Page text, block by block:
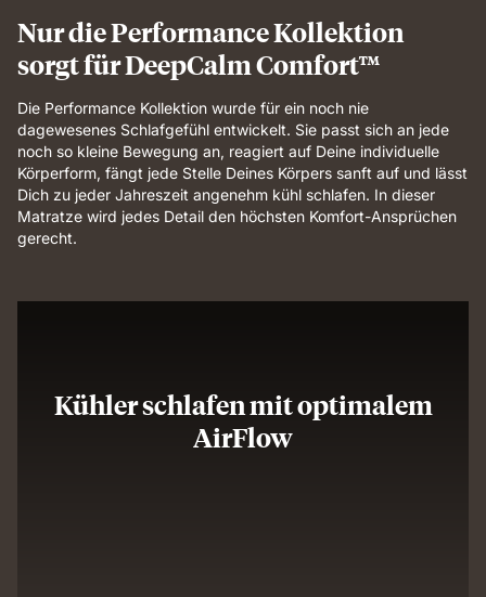
Nur die Performance Kollektion
sorgt für DeepCalm Comfort™
Die Performance Kollektion wurde für ein noch nie
dagewesenes Schlafgefühl entwickelt. Sie passt sich an jede
noch so kleine Bewegung an, reagiert auf Deine individuelle
Körperform, fängt jede Stelle Deines Körpers sanft auf und lässt
Dich zu jeder Jahreszeit angenehm kühl schlafen. In dieser
Matratze wird jedes Detail den höchsten Komfort-Ansprüchen
gerecht.
Kühler schlafen mit optimalem
AirFlow